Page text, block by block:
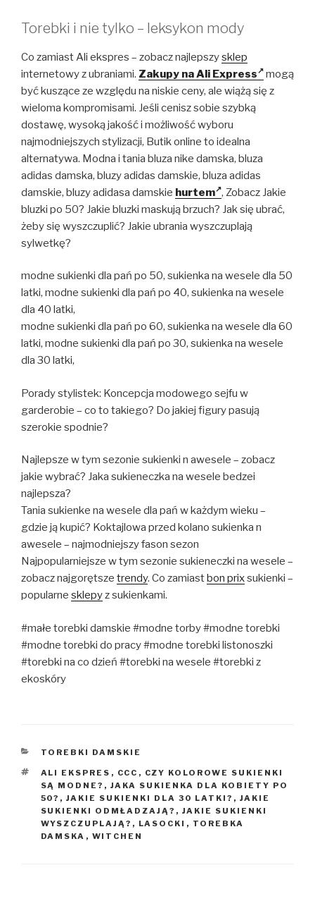
Torebki i nie tylko – leksykon mody
Co zamiast Ali ekspres – zobacz najlepszysklep
internetowy z ubraniami. Zakupy na Ali Express
mogą
być kuszące ze względu na niskie ceny, ale wiążą się z
wieloma kompromisami. Jeśli cenisz sobie szybką
dostawę, wysoką jakość i możliwość wyboru
najmodniejszych stylizacji, Butik online to idealna
alternatywa. Modna i tania bluza nike damska, bluza
adidas damska, bluzy adidas damskie, bluza adidas
damskie, bluzy adidasa damskie hurtem , Zobacz Jakie
bluzki po 50? Jakie bluzki maskują brzuch? Jak się ubrać,
żeby się wyszczuplić? Jakie ubrania wyszczuplają
sylwetkę?
modne sukienki dla pań po 50, sukienka na wesele dla 50
latki, modne sukienki dla pań po 40, sukienka na wesele
dla 40 latki,
modne sukienki dla pań po 60, sukienka na wesele dla 60
latki, modne sukienki dla pań po 30, sukienka na wesele
dla 30 latki,
Porady stylistek: Koncepcja modowego sejfu w
garderobie – co to takiego? Do jakiej figury pasują
szerokie spodnie?
Najlepsze w tym sezonie sukienki n awesele – zobacz
jakie wybrać? Jaka sukieneczka na wesele bedzei
najlepsza?
Tania sukienke na wesele dla pań w każdym wieku –
gdzie ją kupić? Koktajlowa przed kolano sukienka n
awesele – najmodniejszy fason sezon
Najpopularniejsze w tym sezonie sukieneczki na wesele –
zobacz najgorętsze trendy. Co zamiastbon prixsukienki –
popularne sklepyz sukienkami.
#małe torebki damskie #modne torby #modne torebki
#modne torebki do pracy #modne torebki listonoszki
#torebki na co dzień #torebki na wesele #torebki z
ekoskóry
KATEGORIE
TOREBKI DAMSKIE
TAGI
ALI EKSPRES , CCC , CZY KOLOROWE SUKIENKI
SĄ MODNE? , JAKA SUKIENKA DLA KOBIETY PO
50? , JAKIE SUKIENKI DLA 30 LATKI? , JAKIE
SUKIENKI ODMŁADZAJĄ? , JAKIE SUKIENKI
WYSZCZUPLAJĄ? , LASOCKI , TOREBKA
DAMSKA , WITCHEN